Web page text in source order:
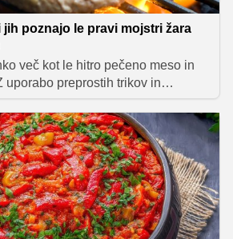
jih poznajo le pravi mojstri žara
več kot le hitro pečeno meso in
uporabo preprostih trikov in
prava kulinarična poslastica na
vrhunske sestavine, kreativne ideje